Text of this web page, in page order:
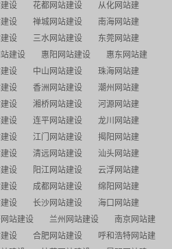
设 花都网站建设
从化网站建
设 禅城网站建设
南海网站建
设 三水网站建设
东莞网站建
建设 惠阳网站建设
惠东网站建
设 中山网站建设
珠海网站建
设 香洲网站建设
潮州网站建
设 湘桥网站建设
河源网站建
设 连平网站建设
龙川网站建
设 江门网站建设
揭阳网站建
设 清远网站建设
汕头网站建
设 阳江网站建设
云浮网站建
设 成都网站建设
绵阳网站建
设 长沙网站建设
海口网站建
站建设 兰州网站建设
南京网站建
设 合肥网站建设
呼和浩特网站建